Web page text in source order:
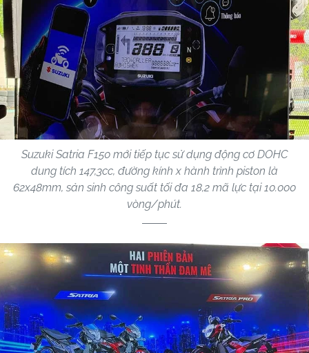
Suzuki Satria F150 mới tiếp tục sử dụng động cơ DOHC
dung tích 147,3cc, đường kính x hành trình piston là
62x48mm, sản sinh công suất tối đa 18,2 mã lực tại 10.000
vòng/phút.